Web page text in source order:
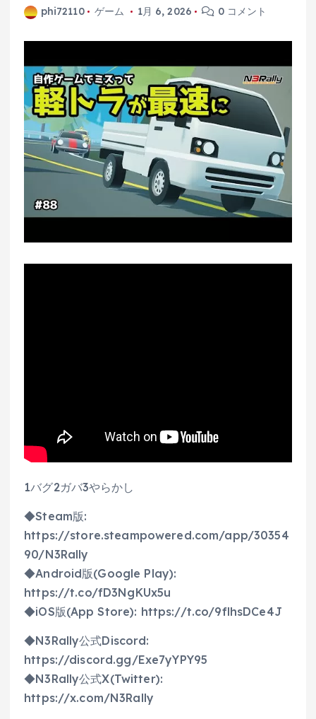
phi72110 ゲーム 1月 6, 2026 0 コメント
1バグ2ガバ3やらかし
◆Steam版:
https://store.steampowered.com/app/30354
90/N3Rally
◆Android版(Google Play):
https://t.co/fD3NgKUx5u
◆iOS版(App Store): https://t.co/9flhsDCe4J
◆N3Rally公式Discord:
https://discord.gg/Exe7yYPY95
◆N3Rally公式X(Twitter):
https://x.com/N3Rally